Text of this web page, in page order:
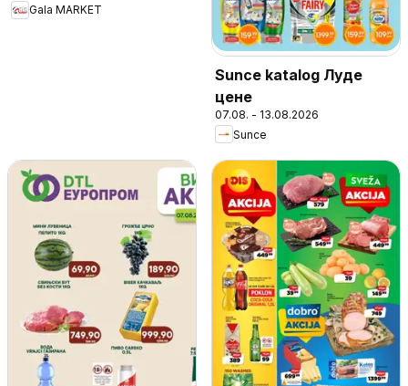
Gala MARKET
Sunce katalog Луде
цене
07.08. - 13.08.2026
Sunce